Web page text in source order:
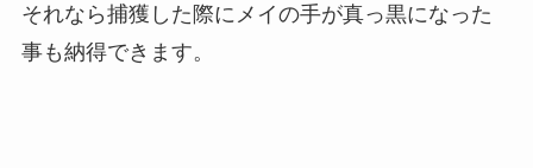
それなら捕獲した際にメイの手が真っ黒になった
事も納得できます。